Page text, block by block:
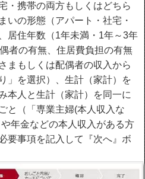
・携帯の両方もしくはどちら
いの形態（アパート・社宅・
居住年数（1年未満・1年～3年
者の有無、住居費負担の有無
まもしくは配偶者の収入から
」を選択）、生計（家計）を
本人と生計（家計）を同一に
ごと（「専業主婦(本人収入な
年金などの本人収入がある方
要事項を記入して『次へ』ボ